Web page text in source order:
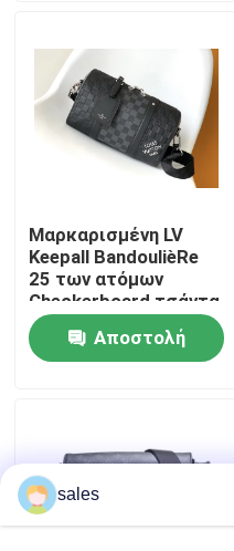
Βίντεο
Περίπου εμείς
Γύρος εργοστασίων
Ποιοτικός έλεγχος
Μας ελάτε σε επαφή με
Περιπτώσεις
Μαρκαρισμένη LV
Keepall BandoulièRe
25 των ατόμων
Checkerboard τσάντα
αγγελιοφόρων
Αποστολή
sales